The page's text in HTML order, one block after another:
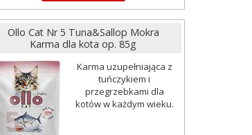
Ollo Cat Nr 5 Tuna&Sallop Mokra
Karma dla kota op. 85g
Karma uzupełniająca z
tuńczykiem i
przegrzebkami dla
kotów w każdym wieku.